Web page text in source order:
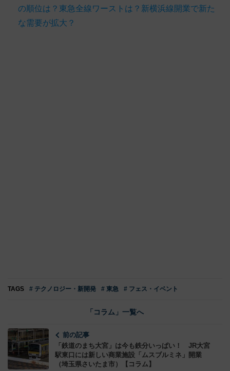
の順位は？東急全線ワーストは？新横浜線開業で新た
な需要が拡大？
TAGS # テクノロジー・新開発 # 東急 # フェス・イベント
「コラム」一覧へ
前の記事
「鉄道のまち大宮」は今も鉄分いっぱい！ JR大宮
駅東口には新しい商業施設「ムスブルミネ」開業
（埼玉県さいたま市）【コラム】